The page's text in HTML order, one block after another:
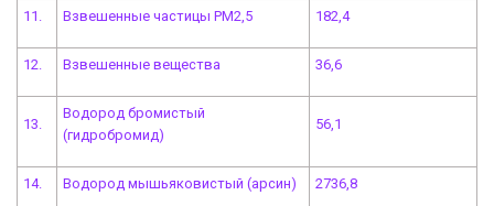
11. Взвешенные частицы РМ2,5 182,4
12. Взвешенные вещества 36,6
13.
Водород бромистый
(гидробромид)
56,1
14. Водород мышьяковистый (арсин) 2736,8